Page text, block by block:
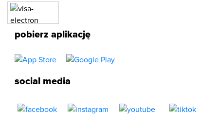
pobierz aplikację
social media